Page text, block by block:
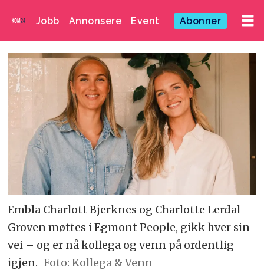
Jobb Annonsere Event Abonner
Embla Charlott Bjerknes og Charlotte Lerdal
Groven møttes i Egmont People, gikk hver sin
vei – og er nå kollega og venn på ordentlig
igjen. Foto: Kollega & Venn